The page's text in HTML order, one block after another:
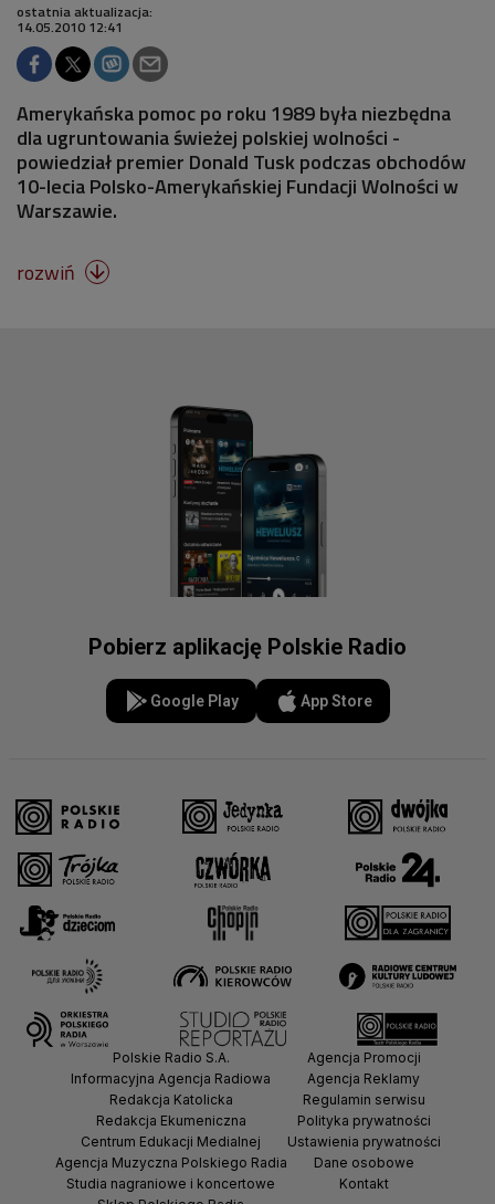
ostatnia aktualizacja:
14.05.2010 12:41
Amerykańska pomoc po roku 1989 była niezbędna
dla ugruntowania świeżej polskiej wolności -
powiedział premier Donald Tusk podczas obchodów
10-lecia Polsko-Amerykańskiej Fundacji Wolności w
Warszawie.
rozwiń 
Pobierz aplikację Polskie Radio
Google Play App Store
Polskie Radio S.A.
Informacyjna Agencja Radiowa
Redakcja Katolicka
Redakcja Ekumeniczna
Centrum Edukacji Medialnej
Agencja Muzyczna Polskiego Radia
Studia nagraniowe i koncertowe
Agencja Promocji
Agencja Reklamy
Regulamin serwisu
Polityka prywatności
Ustawienia prywatności
Dane osobowe
Kontakt